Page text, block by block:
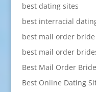
best dating sites
best interracial
best mail order bride
best mail order
Best Mail Order
Best Online Dating